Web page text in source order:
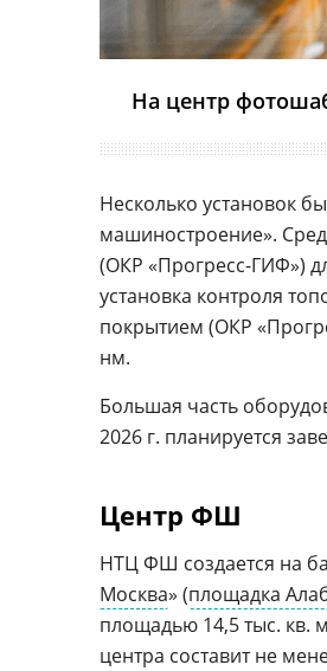
На центр
Несколько установок
машиностроение».
(ОКР «Прогресс-ГИФ»)
установка контроля
покрытием (ОКР
нм.
Большая часть
2026 г. планируется
Центр ФШ
НТЦ ФШ создается на
Москва» (площадка
площадью 14,5 тыс. кв.
центра составит не